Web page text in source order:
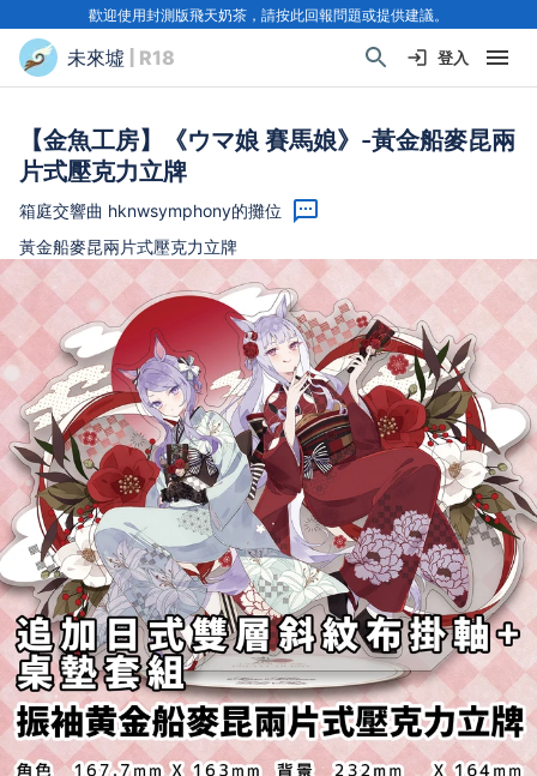
歡迎使用封測版飛天奶茶，請按此回報問題或提供建議。
未來墟 | R18 登入
【金魚工房】《ウマ娘 賽馬娘》-黃金船麥昆兩
片式壓克力立牌
箱庭交響曲 hknwsymphony的攤位
黃金船麥昆兩片式壓克力立牌